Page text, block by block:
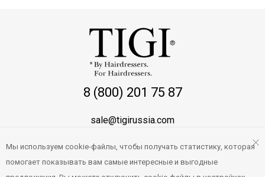
8 (800) 201 75 87
sale@tigirussia.com
Мы используем cookie-файлы, чтобы получать статистику, которая
помогает показывать вам самые интересные и выгодные